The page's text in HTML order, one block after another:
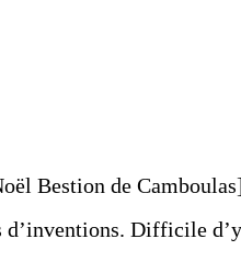
Bestion de
Difficile